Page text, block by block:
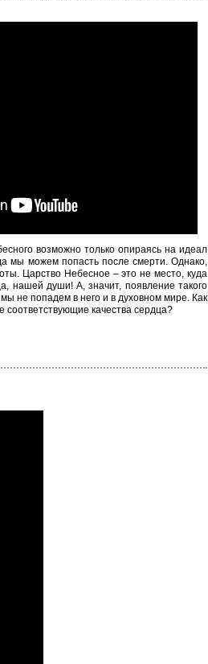
возможно только опираясь на идеал
мы можем попасть после смерти. Однако,
Царство Небесное – это не место, куда
нашей души! А, значит, появление такого
не попадем в него и в духовном мире. Как
соответствующие качества сердца?